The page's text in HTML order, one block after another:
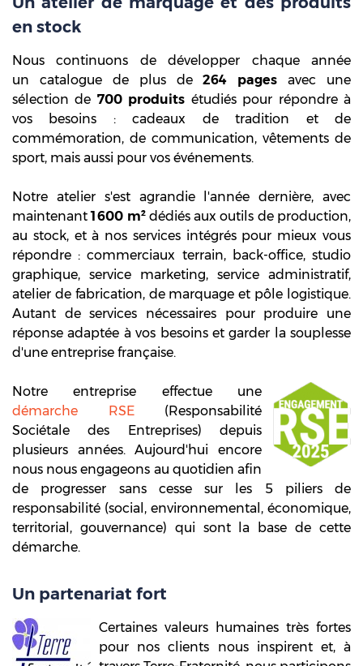
en stock
Nous continuons de développer chaque année
un catalogue de plus de264 pages avec une
sélection de 700 produits étudiés pour répondre à
vos besoins : cadeaux de tradition et de
commémoration, de communication, vêtements de
sport, mais aussi pour vos événements.
Notre atelier s'est agrandie l'année dernière, avec
maintenant1 600 m²dédiés aux outils de production,
au stock, et à nos services intégrés pour mieux vous
répondre : commerciaux terrain, back-office, studio
graphique, service marketing, service administratif,
atelier de fabrication, de marquage et pôle logistique.
Autant de services nécessaires pour produire une
réponse adaptée à vos besoins et garder la souplesse
d'une entreprise française.
Notre entreprise effectue une
démarche RSE(Responsabilité
Sociétale des Entreprises) depuis
plusieurs années. Aujourd'hui encore
nous nous engageons au quotidien afin
de progresser sans cesse sur les 5 piliers de
responsabilité (social, environnemental, économique,
territorial, gouvernance) qui sont la base de cette
démarche.
Un partenariat fort
Certaines valeurs humaines très fortes
pour nos clients nous inspirent et, à